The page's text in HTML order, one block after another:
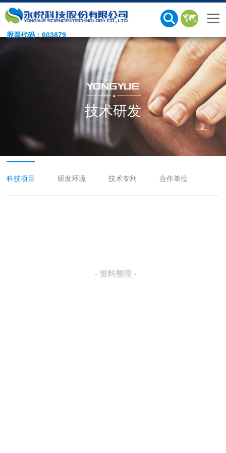
股票代码：603879
技术研发
科技项目 研发环境 技术专利 合作单位
- 资料整理 -